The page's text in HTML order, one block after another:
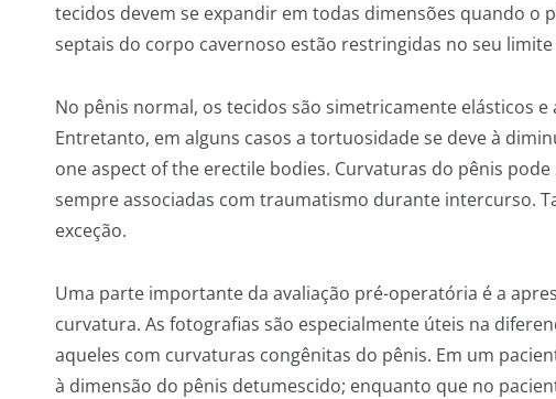
tecidos devem se expandir em todas dimensões quando o
septais do corpo cavernoso estão restringidas no seu
No pênis normal, os tecidos são simetricamente elásticos
Entretanto, em alguns casos a tortuosidade se deve à
one aspect of the erectile bodies. Curvaturas do pênis
sempre associadas com traumatismo durante intercurso.
exceção.
Uma parte importante da avaliação pré-operatória é a
curvatura. As fotografias são especialmente úteis na
aqueles com curvaturas congênitas do pênis. Em um
à dimensão do pênis detumescido; enquanto que no